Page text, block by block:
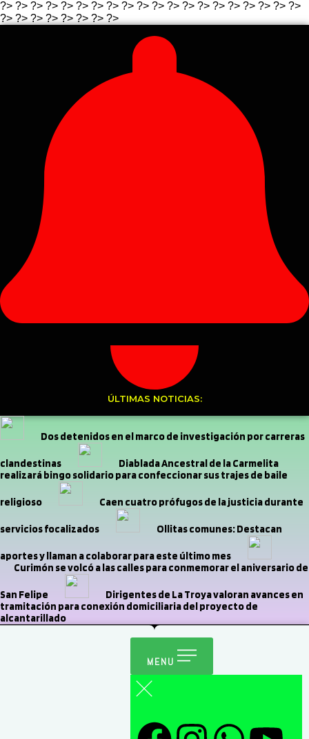
?> ?> ?> ?> ?> ?> ?> ?> ?> ?> ?> ?> ?> ?> ?> ?> ?> ?> ?> ?>
?> ?> ?> ?> ?> ?> ?> ?>
ÚLTIMAS NOTICIAS:
Dos detenidos en el marco de investigación por carreras
clandestinas
Diablada Ancestral de la Carmelita
realizará bingo solidario para confeccionar sus trajes de baile
religioso Caen cuatro prófugos de la justicia durante
servicios focalizados Ollitas comunes: Destacan
aportes y llaman a colaborar para este último mes
Curimón se volcó a las calles para conmemorar el aniversario de
San Felipe
Dirigentes de La Troya valoran avances en
tramitación para conexión domiciliaria del proyecto de
alcantarillado
MENU